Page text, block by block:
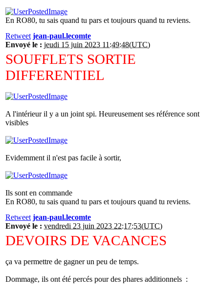
En RO80, tu sais quand tu pars et toujours quand tu reviens.
Retweet jean-paul.lecomte
Envoyé le : jeudi 15 juin 2023 11:49:48(UTC)
SOUFFLETS SORTIE
DIFFERENTIEL
A l'intérieur il y a un joint spi. Heureusement ses référence sont
visibles
Evidemment il n'est pas facile à sortir,
Ils sont en commande
En RO80, tu sais quand tu pars et toujours quand tu reviens.
Retweet jean-paul.lecomte
Envoyé le : vendredi 23 juin 2023 22:17:53(UTC)
DEVOIRS DE VACANCES
ça va permettre de gagner un peu de temps.
Dommage, ils ont été percés pour des phares additionnels :